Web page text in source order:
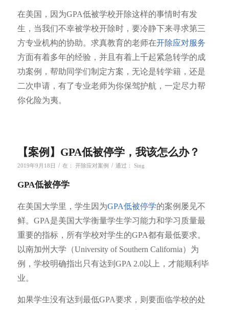
在美国，因为GPA低被学校开除这样的事情时有发
生，当我们不幸被学校开除时，要冷静下来寻求第三
方专业机构的协助。求真教育的老师在开除应对服务
方面有着多年的经验，并且有着上千起紧急转学的成
功案例，帮助同学们制定方案，无论是转学籍，还是
二次申请，有了专业老师为你保驾护航，一定尽力帮
你化险为夷。
【案例】GPA低被停学，我该怎么办？
2019年9月18日 / 在： 开除应对案例 / 通过： Sing
GPA低被停学
在美国大学里，学生因为GPA低被停学的案例屡见不
鲜。GPA是美国大学衡量学生学习能力和学习质量最
重要的指标，所有学校对学生的GPA都有最低要求。
以南加州大学（University of Southern California）为
例，学校明确指出只有达到GPA 2.0以上，才能顺利毕
业。
如果学生没有达到最低GPA要求，则要面临学校的处